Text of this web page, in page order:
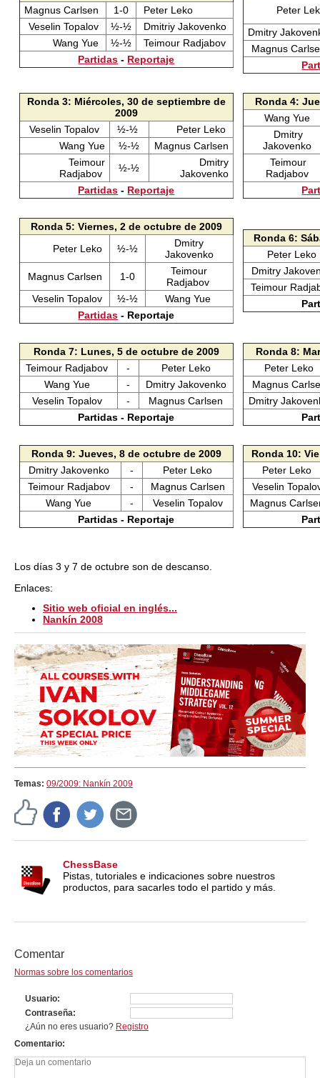
Magnus Carlsen
1-0
Peter Leko
Veselin Topalov
½-½
Dmitriy Jakovenko
Wang Yue
½-½
Teimour Radjabov
Partidas - Reportaje
Peter
Dmitry
Magnus
Ronda 3: Miércoles, 30 de septiembre de
2009
Veselin Topalov
½-½
Peter Leko
Wang Yue
½-½
Magnus Carlsen
Teimour
Radjabov
½-½
Dmitry
Jakovenko
Partidas - Reportaje
Ronda 4:
Wang Yue
Dmitry
Jakovenko
Teimour
Radjabov
Ronda 5: Viernes, 2 de octubre de 2009
Peter Leko
½-½
Dmitry
Jakovenko
Magnus Carlsen
1-0
Teimour
Radjabov
Veselin Topalov
½-½
Wang Yue
Partidas - Reportaje
Ronda 6:
Peter Leko
Dmitry
Teimour
Ronda 7: Lunes, 5 de octubre de 2009
Teimour Radjabov
-
Peter Leko
Wang Yue
-
Dmitry Jakovenko
Veselin Topalov
-
Magnus Carlsen
Partidas - Reportaje
Ronda 8:
Peter Leko
Magnus
Dmitry
Ronda 9: Jueves, 8 de octubre de 2009
Dmitry Jakovenko
-
Peter Leko
Teimour Radjabov
-
Magnus Carlsen
Wang Yue
-
Veselin Topalov
Partidas - Reportaje
Ronda 10:
Peter Leko
Veselin
Magnus
Los días 3 y 7 de octubre son de descanso.
Enlaces:
Sitio web oficial en inglés...
Nankín 2008
Temas: 09/2009: Nankín 2009
ChessBase
Pistas, tutoriales e indicaciones sobre nuestros
productos, para sacarles todo el partido y más.
Comentar
Normas sobre los comentarios
Usuario
Contraseña
¿Aún no eres usuario? Registro
Comentario